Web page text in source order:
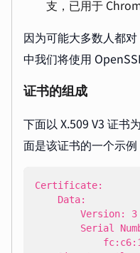
支，已用于
因为可能大多数人都
中我们将使用
证书的组成
下面以 X.509 V3 证书
面是该证书的一个示例